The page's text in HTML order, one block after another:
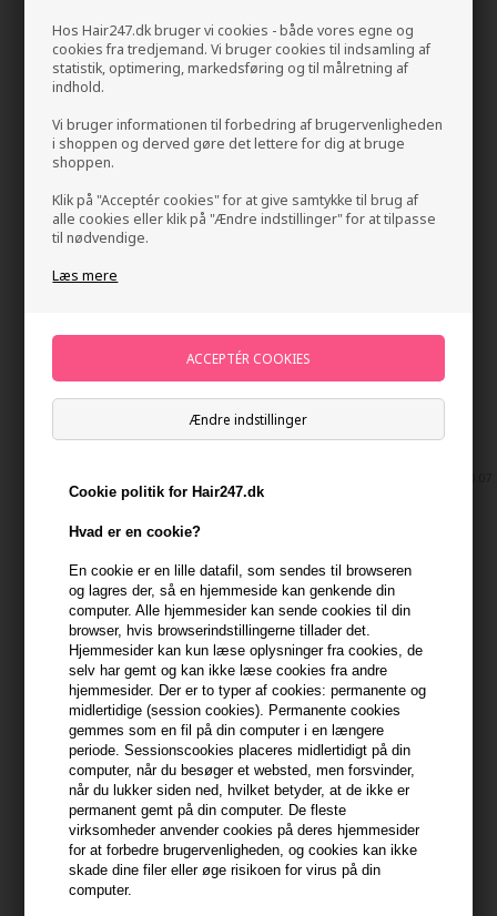
Hos Hair247.dk bruger vi cookies - både vores egne og
cookies fra tredjemand. Vi bruger cookies til indsamling af
statistik, optimering, markedsføring og til målretning af
indhold.
Vi bruger informationen til forbedring af brugervenligheden
i shoppen og derved gøre det lettere for dig at bruge
shoppen.
Klik på "Acceptér cookies" for at give samtykke til brug af
alle cookies eller klik på "Ændre indstillinger" for at tilpasse
til nødvendige.
Læs mere
Ændre indstillinger
Cookie politik for Hair247.dk
Hvad er en cookie?
En cookie er en lille datafil, som sendes til browseren
og lagres der, så en hjemmeside kan genkende din
computer. Alle hjemmesider kan sende cookies til din
browser, hvis browserindstillingerne tillader det.
Hjemmesider kan kun læse oplysninger fra cookies, de
selv har gemt og kan ikke læse cookies fra andre
hjemmesider. Der er to typer af cookies: permanente og
midlertidige (session cookies). Permanente cookies
gemmes som en fil på din computer i en længere
periode. Sessionscookies placeres midlertidigt på din
computer, når du besøger et websted, men forsvinder,
når du lukker siden ned, hvilket betyder, at de ikke er
permanent gemt på din computer. De fleste
virksomheder anvender cookies på deres hjemmesider
for at forbedre brugervenligheden, og cookies kan ikke
skade dine filer eller øge risikoen for virus på din
computer.
Mærker»Loreal Serie Expert Brand:Loreal Serie Expert
160,20DKK
Tilbuddet gælder: 30.07.26 - 13.08.26
Stykpris ved 2 Normalpris: 168,00
+
På lager- Leveringstid 1-2 dage
Du får 8 DKK til dit næste køb når du køber denne vare -
min konto
399,10 DKK FRA GRATIS FRAGT 399.1 DKK
Beskrivelse Anmeldelser Fabrikant
L'Oréal Professionnel Série Expert Metal Dx Shampoo er en
professionel shampoo, del af en hårplejeserie som afrenser